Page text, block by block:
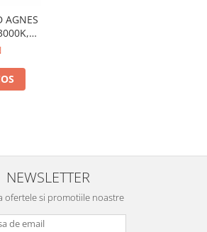
NEWSLETTER
ofertele si promotiile noastre